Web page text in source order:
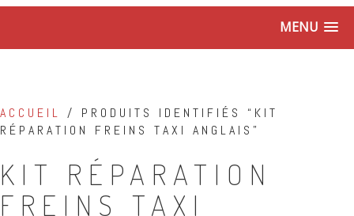
MENU
ACCUEIL / PRODUITS IDENTIFIÉS “KIT
RÉPARATION FREINS TAXI ANGLAIS”
KIT RÉPARATION
FREINS TAXI